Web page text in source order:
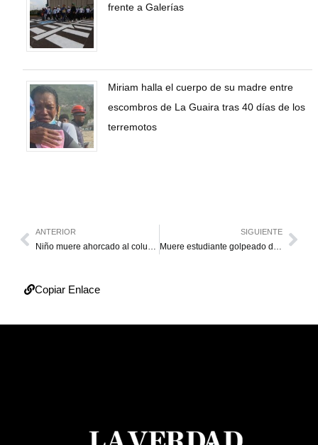
frente a Galerías
Miriam halla el cuerpo de su madre entre
escombros de La Guaira tras 40 días de los
terremotos
ANTERIOR
Niño muere ahorcado al columpiarse en una hamaca
SIGUIENTE
Muere estudiante golpeado durante una riña
Copiar Enlace